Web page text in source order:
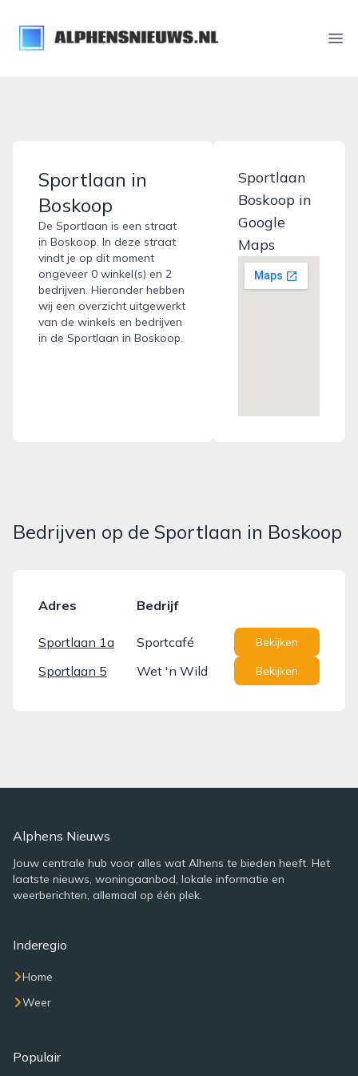
alphensnieuws.nl
Sportlaan in
Boskoop
De Sportlaan is een straat
in Boskoop. In deze straat
vindt je op dit moment
ongeveer 0 winkel(s) en 2
bedrijven. Hieronder hebben
wij een overzicht uitgewerkt
van de winkels en bedrijven
in de Sportlaan in Boskoop.
Sportlaan
Boskoop in
Google
Maps
Bedrijven op de Sportlaan in Boskoop
Adres Bedrijf
Sportlaan 1a Sportcafé Bekijken
Sportlaan 5 Wet 'n Wild Bekijken
Alphens Nieuws
Jouw centrale hub voor alles wat Alhens te bieden heeft. Het
laatste nieuws, woningaanbod, lokale informatie en
weerberichten, allemaal op één plek.
Inderegio
Home
Weer
Populair